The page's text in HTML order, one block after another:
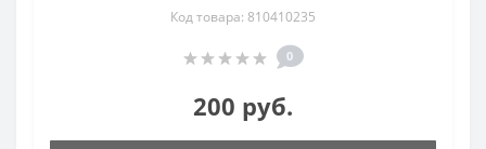
Код товара: 810410235
0
200 руб.